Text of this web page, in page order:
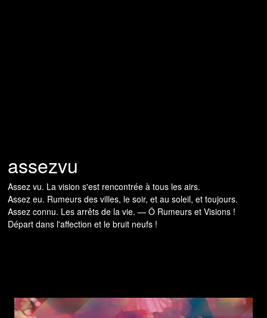
assezvu
Assez vu. La vision s'est rencontrée à tous les airs.
Assez eu. Rumeurs des villes, le soir, et au soleil, et toujours.
Assez connu. Les arrêts de la vie. — Ô Rumeurs et Visions !
Départ dans l'affection et le bruit neufs !